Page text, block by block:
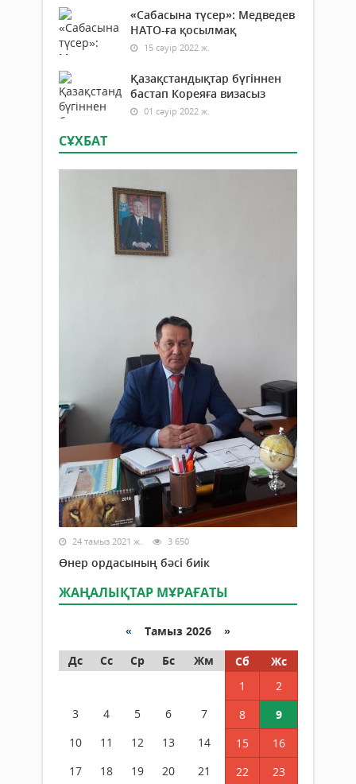
«Сабасына түсер»: Медведев
НАТО-ға қосылмақ
15 сәуір 2022 ж.
Қазақстандықтар бүгіннен
бастап Кореяға визасыз
01 сәуір 2022 ж.
СҰХБАТ
24 тамыз 2021 ж. 3 650
Өнер ордасының бәсі биік
ЖАҢАЛЫҚТАР МҰРАҒАТЫ
« Тамыз 2026 »
Дс
Сс Ср Бс Жм Сб
Жс
1
2
3
4 5 6 7 8
9
10
11 12 13 14 15
16
17
18 19 20 21 22 23